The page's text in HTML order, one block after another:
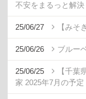
不安をまるっと解決
25/06/27 【みそ
25/06/26 ブルー
25/06/25
【千葉
家 2025年7月の予定